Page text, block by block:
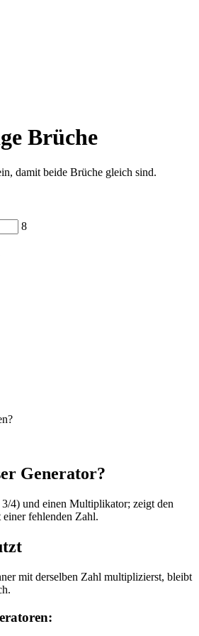
Brüche
damit beide Brüche gleich sind.
8
Generator?
4) und einen Multiplikator; zeigt den
fehlenden Zahl.
mit derselben Zahl multiplizierst, bleibt